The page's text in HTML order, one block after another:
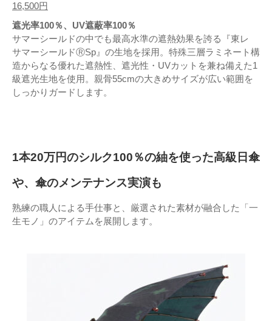
16,500円
遮光率100％、UV遮蔽率100％
サマーシールドの中でも最高水準の遮熱効果を誇る『東レ
サマーシールドⓇSp』の生地を採用。特殊三層ラミネート構
造からなる優れた遮熱性、遮光性・UVカットを兼ね備えた1
級遮光生地を使用。親骨55cmの大きめサイズが広い範囲を
しっかりガードします。
1本20万円のシルク100％の紬を使った高級日傘
や、傘のメンテナンス実演も
熟練の職人による手仕事と、厳選された素材が融合した「一
生モノ」のアイテムを展開します。